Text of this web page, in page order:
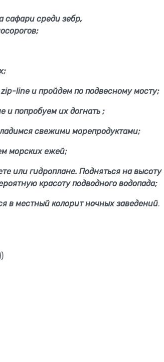
сафари среди зебр,
line и пройдем по подвесному мосту;
и попробуем их догнать ;
свежими морепродуктами;
морских ежей;
или гидроплане. Подняться на высоту
красоту подводного водопада;
в местный колорит ночных заведений.